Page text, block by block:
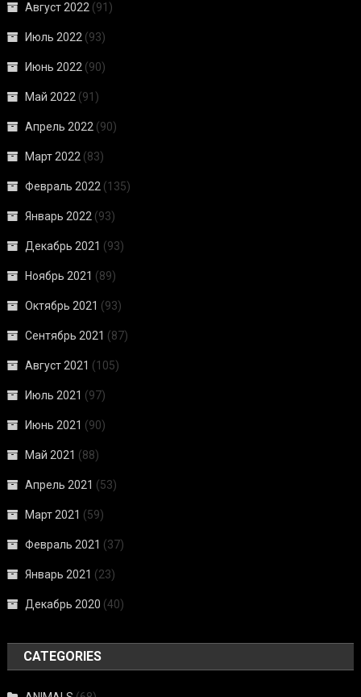
Август 2022 (91)
Июль 2022 (93)
Июнь 2022 (90)
Май 2022 (91)
Апрель 2022 (90)
Март 2022 (83)
Февраль 2022 (135)
Январь 2022 (93)
Декабрь 2021 (93)
Ноябрь 2021 (89)
Октябрь 2021 (93)
Сентябрь 2021 (87)
Август 2021 (105)
Июль 2021 (97)
Июнь 2021 (90)
Май 2021 (88)
Апрель 2021 (53)
Март 2021 (59)
Февраль 2021 (37)
Январь 2021 (23)
Декабрь 2020 (40)
CATEGORIES